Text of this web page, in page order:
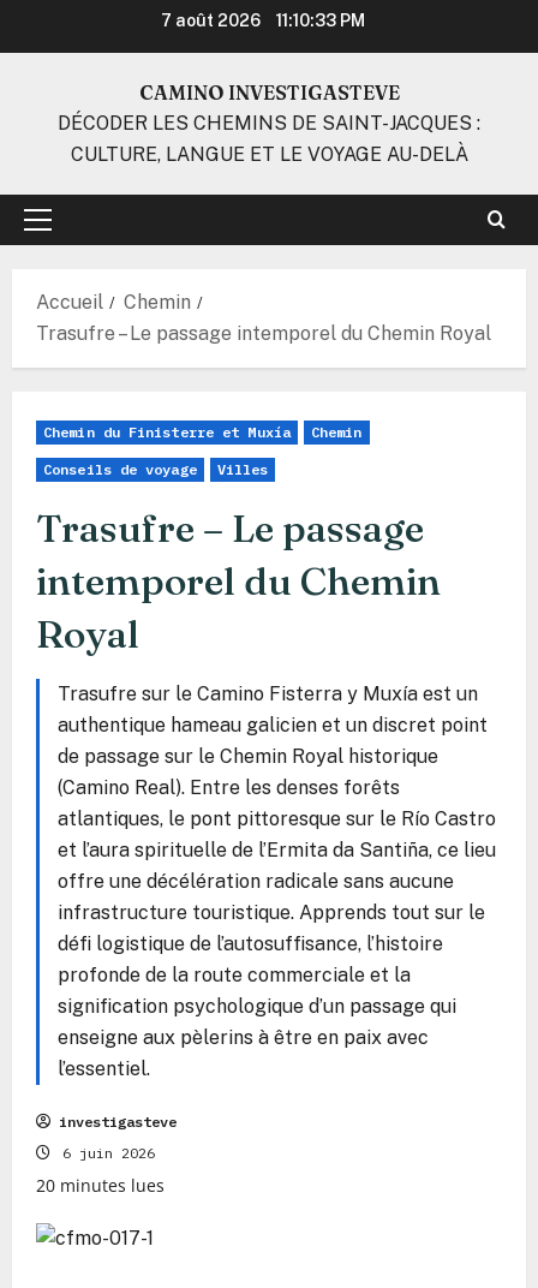
7 août 2026 11:10:34 PM
CAMINO INVESTIGASTEVE
DÉCODER LES CHEMINS DE SAINT-JACQUES :
CULTURE, LANGUE ET LE VOYAGE AU-DELÀ
Menu
Accueil
Chemin
Trasufre – Le passage intemporel du Chemin Royal
Chemin du Finisterre et Muxía Chemin
Conseils de voyage Villes
Trasufre – Le passage
intemporel du Chemin
Royal
Trasufre sur le Camino Fisterra y Muxía est un
authentique hameau galicien et un discret point
de passage sur le Chemin Royal historique
(Camino Real). Entre les denses forêts
atlantiques, le pont pittoresque sur le Río Castro
et l’aura spirituelle de l’Ermita da Santiña, ce lieu
offre une décélération radicale sans aucune
infrastructure touristique. Apprends tout sur le
défi logistique de l’autosuffisance, l’histoire
profonde de la route commerciale et la
signification psychologique d’un passage qui
enseigne aux pèlerins à être en paix avec
l’essentiel.
investigasteve
6 juin 2026
20 minutes lues